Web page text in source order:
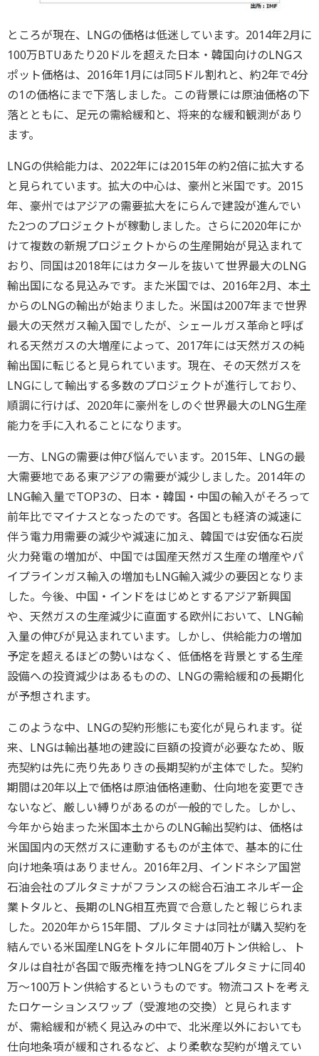
ところが現在、LNGの価格は低迷しています。2014年2月に
100万BTUあたり20ドルを超えた日本・韓国向けのLNGス
ポット価格は、2016年1月には同5ドル割れと、約2年で4分
の1の価格にまで下落しました。この背景には原油価格の下
落とともに、足元の需給緩和と、将来的な緩和観測があり
ます。
LNGの供給能力は、2022年には2015年の約2倍に拡大する
と見られています。拡大の中心は、豪州と米国です。2015
年、豪州ではアジアの需要拡大をにらんで建設が進んでい
た2つのプロジェクトが稼動しました。さらに2020年にか
けて複数の新規プロジェクトからの生産開始が見込まれて
おり、同国は2018年にはカタールを抜いて世界最大のLNG
輸出国になる見込みです。また米国では、2016年2月、本土
からのLNGの輸出が始まりました。米国は2007年まで世界
最大の天然ガス輸入国でしたが、シェールガス革命と呼ば
れる天然ガスの大増産によって、2017年には天然ガスの純
輸出国に転じると見られています。現在、その天然ガスを
LNGにして輸出する多数のプロジェクトが進行しており、
順調に行けば、2020年に豪州をしのぐ世界最大のLNG生産
能力を手に入れることになります。
一方、LNGの需要は伸び悩んでいます。2015年、LNGの最
大需要地である東アジアの需要が減少しました。2014年の
LNG輸入量でTOP3の、日本・韓国・中国の輸入がそろって
前年比でマイナスとなったのです。各国とも経済の減速に
伴う電力用需要の減少や減速に加え、韓国では安価な石炭
火力発電の増加が、中国では国産天然ガス生産の増産やパ
イプラインガス輸入の増加もLNG輸入減少の要因となりま
した。今後、中国・インドをはじめとするアジア新興国
や、天然ガスの生産減少に直面する欧州において、LNG輸
入量の伸びが見込まれています。しかし、供給能力の増加
予定を超えるほどの勢いはなく、低価格を背景とする生産
設備への投資減少はあるものの、LNGの需給緩和の長期化
が予想されます。
このような中、LNGの契約形態にも変化が見られます。従
来、LNGは輸出基地の建設に巨額の投資が必要なため、販
売契約は先に売り先ありきの長期契約が主体でした。契約
期間は20年以上で価格は原油価格連動、仕向地を変更でき
ないなど、厳しい縛りがあるのが一般的でした。しかし、
今年から始まった米国本土からのLNG輸出契約は、価格は
米国国内の天然ガスに連動するものが主体で、基本的に仕
向け地条項はありません。2016年2月、インドネシア国営
石油会社のプルタミナがフランスの総合石油エネルギー企
業トタルと、長期のLNG相互売買で合意したと報じられま
した。2020年から15年間、プルタミナは同社が購入契約を
結んでいる米国産LNGをトタルに年間40万トン供給し、ト
タルは自社が各国で販売権を持つLNGをプルタミナに同40
万～100万トン供給するというものです。物流コストを考え
たロケーションスワップ（受渡地の交換）と見られます
が、需給緩和が続く見込みの中で、北米産以外においても
仕向地条項が緩和されるなど、より柔軟な契約が増えてい